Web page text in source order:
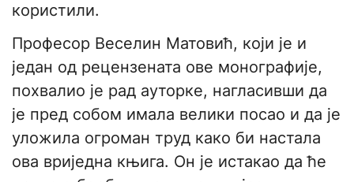
користили.
Професор Веселин Матовић, који је и
један од рецензената ове монографије,
похвалио је рад ауторке, нагласивши да
је пред собом имала велики посао и да је
уложила огроман труд како би настала
ова вриједна књига. Он је истакао да ће